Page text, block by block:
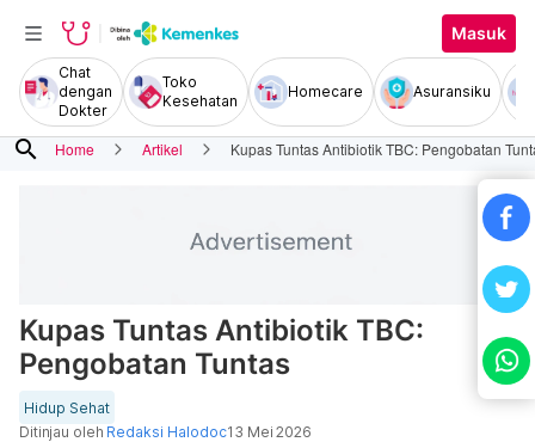
Masuk
Chat
dengan
Dokter
Toko
Kesehatan
Homecare Asuransiku
search Home Artikel Kupas Tuntas Antibiotik TBC: Pengobatan
Kupas Tuntas Antibiotik TBC:
Pengobatan Tuntas
Hidup Sehat
Ditinjau oleh Redaksi Halodoc13 Mei 2026